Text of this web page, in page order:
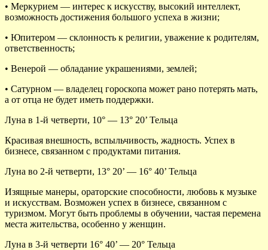
• Меркурием — интерес к искусству, высокий интеллект,
возможность достижения большого успеха в жизни;
• Юпитером — склонность к религии, уважение к родителям,
ответственность;
• Венерой — обладание украшениями, землей;
• Сатурном — владелец гороскопа может рано потерять мать,
а от отца не будет иметь поддержки.
Луна в 1-й четверти, 10° — 13° 20’ Тельца
Красивая внешность, вспыльчивость, жадность. Успех в
бизнесе, связанном с продуктами питания.
Луна во 2-й четверти, 13° 20’ — 16° 40’ Тельца
Изящные манеры, ораторские способности, любовь к музыке
и искусствам. Возможен успех в бизнесе, связанном с
туризмом. Могут быть проблемы в обучении, частая перемена
места жительства, особенно у женщин.
Луна в 3-й четверти 16° 40’ — 20° Тельца